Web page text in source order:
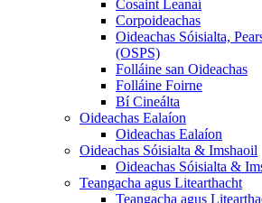
Cosaint Leanaí
Corpoideachas
Oideachas Sóisialta,
(OSPS)
Folláine san Oideachas
Folláine Foirne
Bí Cineálta
Oideachas Ealaíon
Oideachas Ealaíon
Oideachas Sóisialta & Imshaoil
Oideachas Sóisialta &
Teangacha agus Litearthacht
Teangacha agus